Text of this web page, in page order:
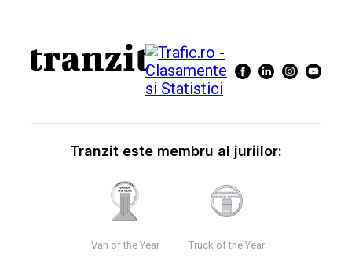
Tranzit este membru al juriilor:
Van of the Year Truck of the Year